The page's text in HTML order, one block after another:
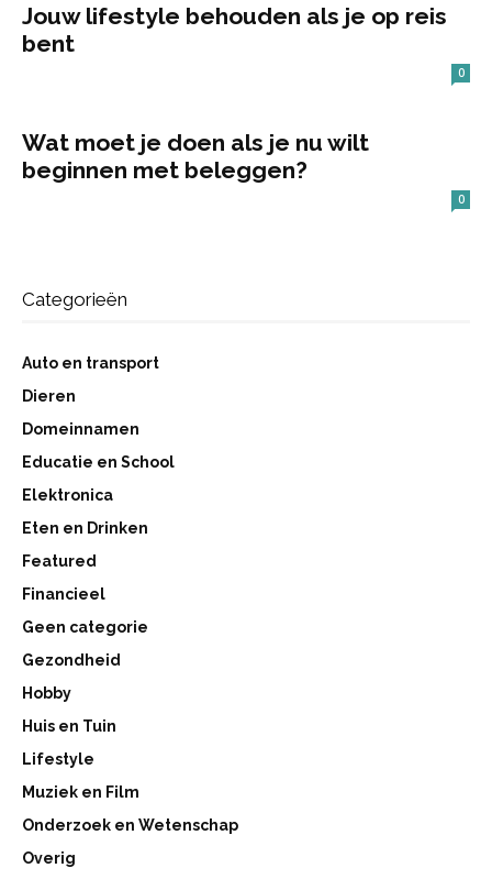
Jouw lifestyle behouden als je op reis
bent
0
Wat moet je doen als je nu wilt
beginnen met beleggen?
0
Categorieën
Auto en transport
Dieren
Domeinnamen
Educatie en School
Elektronica
Eten en Drinken
Featured
Financieel
Geen categorie
Gezondheid
Hobby
Huis en Tuin
Lifestyle
Muziek en Film
Onderzoek en Wetenschap
Overig